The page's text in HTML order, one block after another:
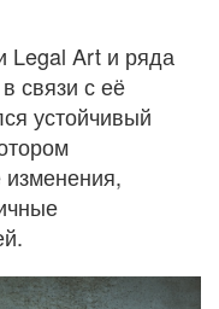
Legal Art и ряда
связи с её
устойчивый